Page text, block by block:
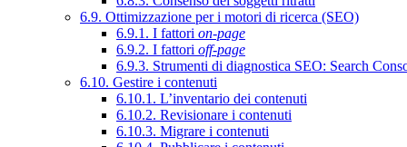
6.9. Ottimizzazione per i motori di ricerca (SEO)
6.9.1. I fattori on-page
6.9.2. I fattori off-page
6.9.3. Strumenti di diagnostica SEO: Search
6.10. Gestire i contenuti
6.10.1. L’inventario dei contenuti
6.10.2. Revisionare i contenuti
6.10.3. Migrare i contenuti